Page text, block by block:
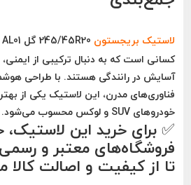
لاستیک بریجستون
کسانی است که به دنبال ترکیبی از ایمنی،
آسایش در رانندگی هستند. با طراحی
فناوری‌های مدرن، این لاستیک یکی از
خودروهای SUV و لوکس محسوب می‌شود.
✅ برای خرید این لاستیک،
فروشگاه‌های معتبر و
تا از کیفیت و اصالت